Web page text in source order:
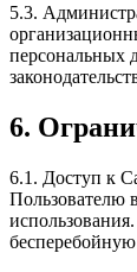
5.3.
персональных
6.
6.1. Доступ к
Пользователю